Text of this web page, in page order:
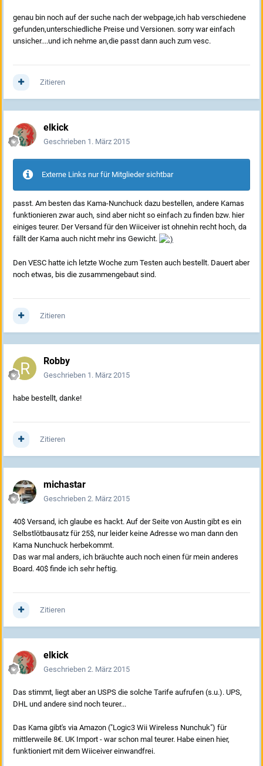
genau bin noch auf der suche nach der webpage,ich hab verschiedene
gefunden,unterschiedliche Preise und Versionen. sorry war einfach
unsicher....und ich nehme an,die passt dann auch zum vesc.
Zitieren
elkick
Geschrieben 1. März 2015
Externe Links nur für Mitglieder sichtbar
passt. Am besten das Kama-Nunchuck dazu bestellen, andere Kamas
funktionieren zwar auch, sind aber nicht so einfach zu finden bzw. hier
einiges teurer. Der Versand für den Wiiceiver ist ohnehin recht hoch, da
fällt der Kama auch nicht mehr ins Gewicht.
Den VESC hatte ich letzte Woche zum Testen auch bestellt. Dauert aber
noch etwas, bis die zusammengebaut sind.
Zitieren
Robby
Geschrieben 1. März 2015
habe bestellt, danke!
Zitieren
michastar
Geschrieben 2. März 2015
40$ Versand, ich glaube es hackt. Auf der Seite von Austin gibt es ein
Selbstlötbausatz für 25$, nur leider keine Adresse wo man dann den
Kama Nunchuck herbekommt.
Das war mal anders, ich bräuchte auch noch einen für mein anderes
Board. 40$ finde ich sehr heftig.
Zitieren
elkick
Geschrieben 2. März 2015
Das stimmt, liegt aber an USPS die solche Tarife aufrufen (s.u.). UPS,
DHL und andere sind noch teurer...
Das Kama gibt's via Amazon ("Logic3 Wii Wireless Nunchuk") für
mittlerweile 8€. UK Import - war schon mal teurer. Habe einen hier,
funktioniert mit dem Wiiceiver einwandfrei.